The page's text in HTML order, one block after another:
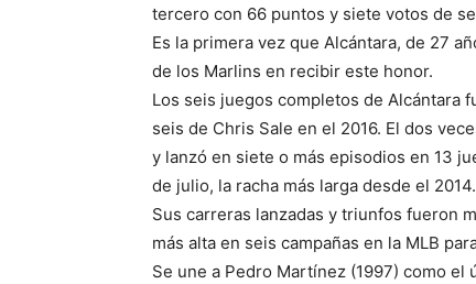
tercero con 66 puntos y siete votos de
Es la primera vez que Alcántara, de 27
de los Marlins en recibir este honor.
Los seis juegos completos de Alcántara
seis de Chris Sale en el 2016. El dos
y lanzó en siete o más episodios en 13
de julio, la racha más larga desde el 2014.
Sus carreras lanzadas y triunfos fueron
más alta en seis campañas en la MLB
Se une a Pedro Martínez (1997) como